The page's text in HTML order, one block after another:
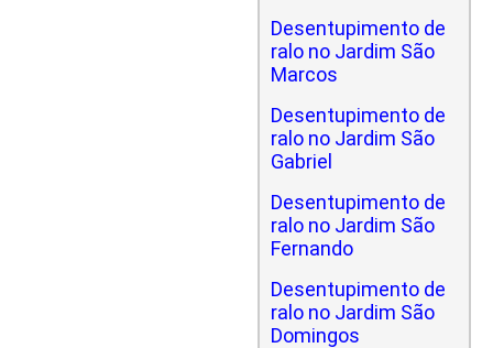
Desentupimento de
ralo no Jardim São
Marcos
Desentupimento de
ralo no Jardim São
Gabriel
Desentupimento de
ralo no Jardim São
Fernando
Desentupimento de
ralo no Jardim São
Domingos